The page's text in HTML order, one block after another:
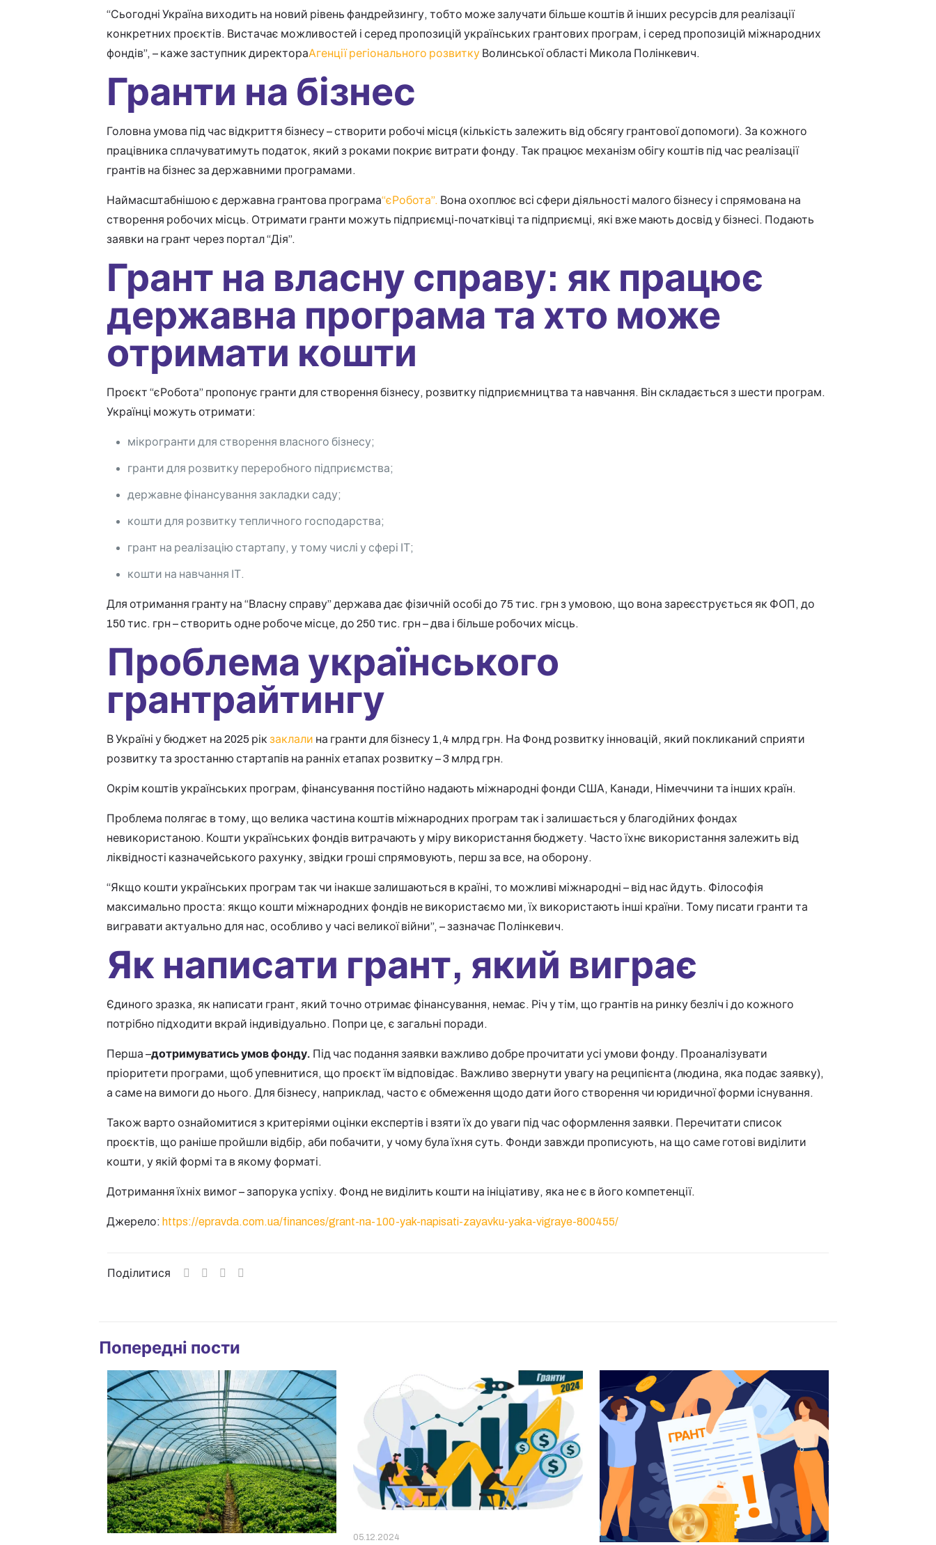
“Сьогодні Україна виходить на новий рівень фандрейзингу, тобто може залучати більше коштів й інших ресурсів для реалізації
конкретних проєктів. Вистачає можливостей і серед пропозицій українських грантових програм, і серед пропозицій міжнародних
фондів”, – каже заступник директораАгенції регіонального розвиткуВолинської області Микола Полінкевич.
Гранти на бізнес
Головна умова під час відкриття бізнесу – створити робочі місця (кількість залежить від обсягу грантової допомоги). За кожного
працівника сплачуватимуть податок, який з роками покриє витрати фонду. Так працює механізм обігу коштів під час реалізації
грантів на бізнес за державними програмами.
Наймасштабнішою є державна грантова програма“єРобота”. Вона охоплює всі сфери діяльності малого бізнесу і спрямована на
створення робочих місць. Отримати гранти можуть підприємці-початківці та підприємці, які вже мають досвід у бізнесі. Подають
заявки на грант через портал “Дія”.
Грант на власну справу: як працює
державна програма та хто може
отримати кошти
Проєкт “єРобота” пропонує гранти для створення бізнесу, розвитку підприємництва та навчання. Він складається з шести програм.
Українці можуть отримати:
мікрогранти для створення власного бізнесу;
гранти для розвитку переробного підприємства;
державне фінансування закладки саду;
кошти для розвитку тепличного господарства;
грант на реалізацію стартапу, у тому числі у сфері ІТ;
кошти на навчання ІТ.
Для отримання гранту на “Власну справу” держава дає фізичній особі до 75 тис. грн з умовою, що вона зареєструється як ФОП, до
150 тис. грн – створить одне робоче місце, до 250 тис. грн – два і більше робочих місць.
Проблема українського
грантрайтингу
В Україні у бюджет на 2025 рік заклали на гранти для бізнесу 1,4 млрд грн. На Фонд розвитку інновацій, який покликаний сприяти
розвитку та зростанню стартапів на ранніх етапах розвитку – 3 млрд грн.
Окрім коштів українських програм, фінансування постійно надають міжнародні фонди США, Канади, Німеччини та інших країн.
Проблема полягає в тому, що велика частина коштів міжнародних програм так і залишається у благодійних фондах
невикористаною. Кошти українських фондів витрачають у міру використання бюджету. Часто їхнє використання залежить від
ліквідності казначейського рахунку, звідки гроші спрямовують, перш за все, на оборону.
“Якщо кошти українських програм так чи інакше залишаються в країні, то можливі міжнародні – від нас йдуть. Філософія
максимально проста: якщо кошти міжнародних фондів не використаємо ми, їх використають інші країни. Тому писати гранти та
вигравати актуально для нас, особливо у часі великої війни”, – зазначає Полінкевич.
Як написати грант, який виграє
Єдиного зразка, як написати грант, який точно отримає фінансування, немає. Річ у тім, що грантів на ринку безліч і до кожного
потрібно підходити вкрай індивідуально. Попри це, є загальні поради.
Перша –дотримуватись умов фонду. Під час подання заявки важливо добре прочитати усі умови фонду. Проаналізувати
пріоритети програми, щоб упевнитися, що проєкт їм відповідає. Важливо звернути увагу на реципієнта (людина, яка подає заявку),
а саме на вимоги до нього. Для бізнесу, наприклад, часто є обмеження щодо дати його створення чи юридичної форми існування.
Також варто ознайомитися з критеріями оцінки експертів і взяти їх до уваги під час оформлення заявки. Перечитати список
проєктів, що раніше пройшли відбір, аби побачити, у чому була їхня суть. Фонди завжди прописують, на що саме готові виділити
кошти, у якій формі та в якому форматі.
Дотримання їхніх вимог – запорука успіху. Фонд не виділить кошти на ініціативу, яка не є в його компетенції.
Джерело: https://epravda.com.ua/finances/grant-na-100-yak-napisati-zayavku-yaka-vigraye-800455/
Поділитися
Попередні пости
05.12.2024